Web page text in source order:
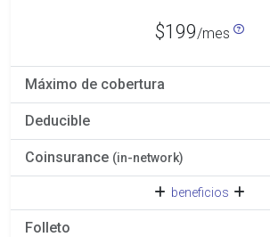
$199/mes
Máximo de cobertura
Deducible
Coinsurance (in-network)
beneficios
Folleto